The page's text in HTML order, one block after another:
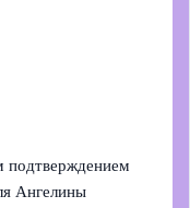
подтверждением
Ангелины